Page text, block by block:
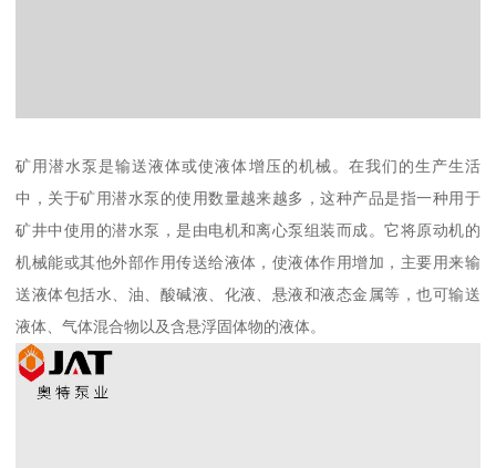
矿用潜水泵是输送液体或使液体增压的机械。在我们的生产生活
中，关于矿用潜水泵的使用数量越来越多，这种产品是指一种用于
矿井中使用的潜水泵，是由电机和离心泵组装而成。它将原动机的
机械能或其他外部作用传送给液体，使液体作用增加，主要用来输
送液体包括水、油、酸碱液、化液、悬液和液态金属等，也可输送
液体、气体混合物以及含悬浮固体物的液体。